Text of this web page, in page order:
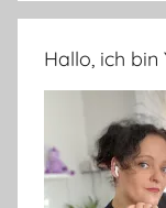
Hallo, ich bin